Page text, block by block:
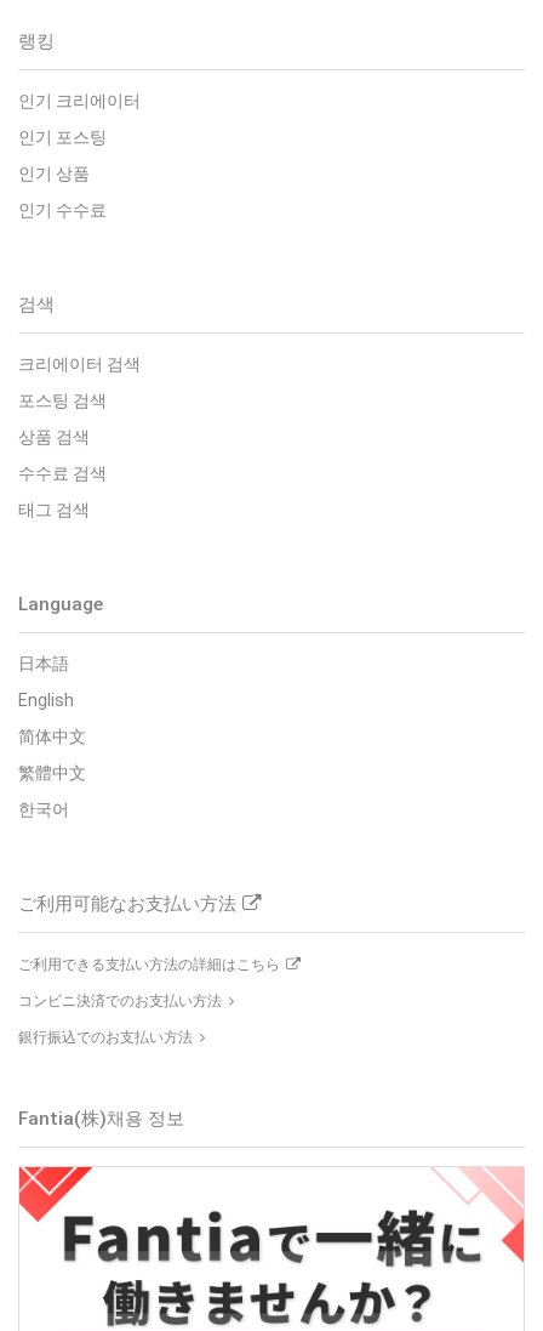
랭킹
인기 크리에이터
인기 포스팅
인기 상품
인기 수수료
검색
크리에이터 검색
포스팅 검색
상품 검색
수수료 검색
태그 검색
Language
日本語
English
简体中文
繁體中文
한국어
ご利用可能なお支払い方法
ご利用できる支払い方法の詳細はこちら
コンビニ決済でのお支払い方法
銀行振込でのお支払い方法
Fantia(株)채용 정보